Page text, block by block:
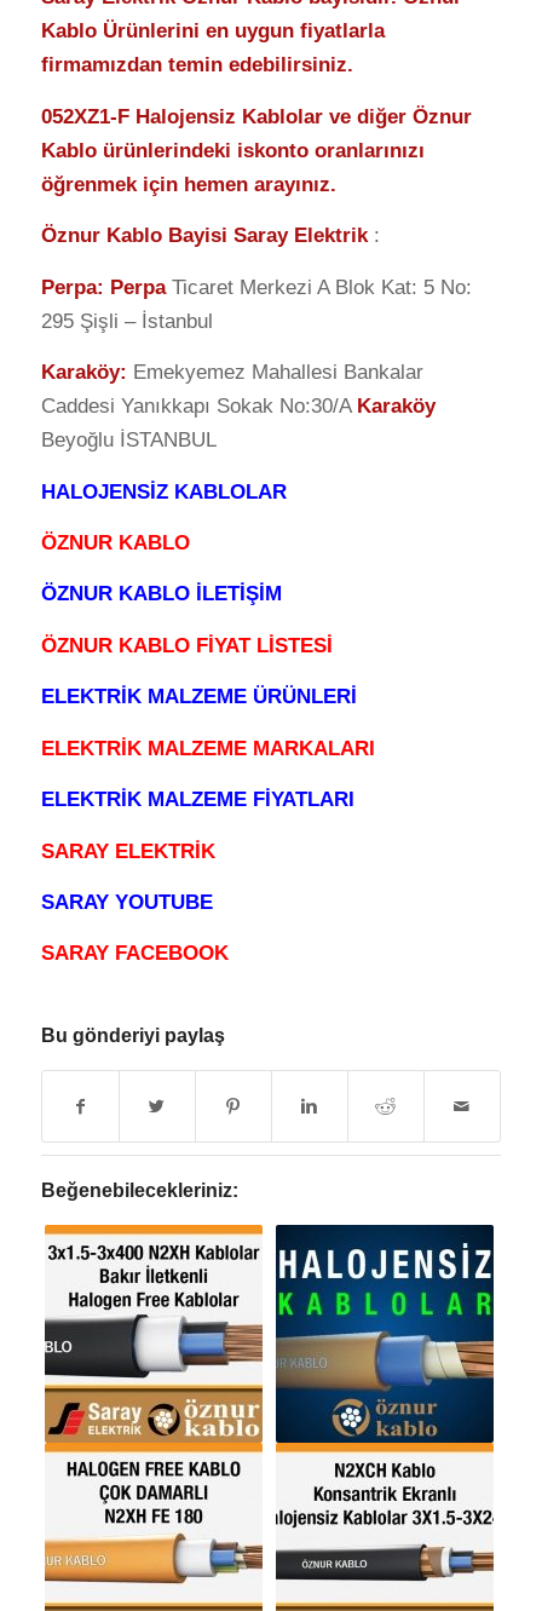
Kablo Ürünlerini en uygun fiyatlarla
firmamızdan temin edebilirsiniz.
052XZ1-F Halojensiz Kablolar ve diğer Öznur
Kablo ürünlerindeki iskonto oranlarınızı
öğrenmek için hemen arayınız.
Öznur Kablo Bayisi Saray Elektrik:
Perpa: PerpaTicaret Merkezi A Blok Kat: 5 No:
295 Şişli – İstanbul
Karaköy: Emekyemez Mahallesi Bankalar
Caddesi Yanıkkapı Sokak No:30/A Karaköy
Beyoğlu İSTANBUL
HALOJENSİZ KABLOLAR
ÖZNUR KABLO
ÖZNUR KABLO İLETİŞİM
ÖZNUR KABLO FİYAT LİSTESİ
ELEKTRİK MALZEME ÜRÜNLERİ
ELEKTRİK MALZEME MARKALARI
ELEKTRİK MALZEME FİYATLARI
SARAY ELEKTRİK
SARAY YOUTUBE
SARAY FACEBOOK
Bu gönderiyi paylaş
Beğenebilecekleriniz: